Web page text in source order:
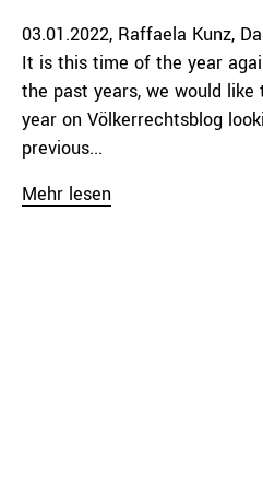
03.01.2022 Raffaela Kunz
It is this time of the year
the past years, we would
year on Völkerrechtsblog
previous...
Mehr lesen